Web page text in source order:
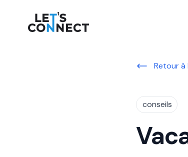
Let's Connect
Retour
conseils